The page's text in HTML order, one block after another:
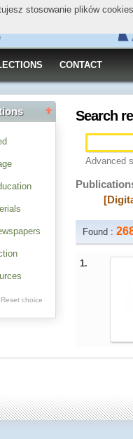
CONTACT
Reset choice
Search
Advanced
Found :
1.
stosowanie plików